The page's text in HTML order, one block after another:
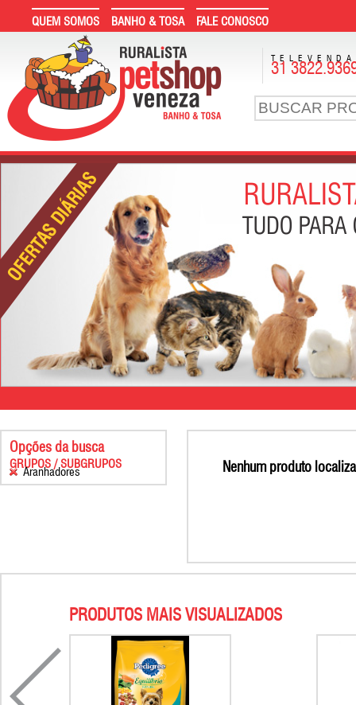
QUEM SOMOS BANHO & TOSA FALE CONOSCO
31
Opções da busca
GRUPOS / SUBGRUPOS
Aranhadores
Nenhum produto
PRODUTOS MAIS VISUALIZADOS